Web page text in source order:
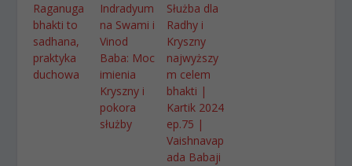
Raganuga
bhakti to
sadhana,
praktyka
duchowa
Indradyum
na Swami i
Vinod
Baba: Moc
imienia
Kryszny i
pokora
służby
Służba dla
Radhy i
Kryszny
najwyższy
m celem
bhakti |
Kartik 2024
ep.75 |
Vaishnavap
ada Babaji